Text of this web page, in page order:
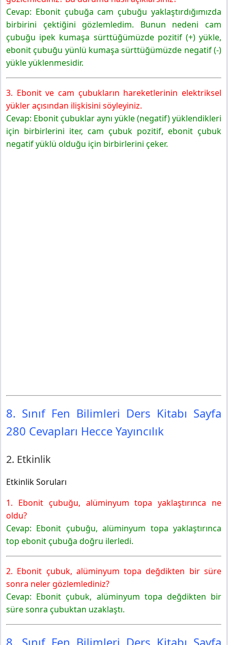
Cevap: Ebonit çubuğa cam çubuğu yaklaştırdığımızda
birbirini çektiğini gözlemledim. Bunun nedeni cam
çubuğu ipek kumaşa sürttüğümüzde pozitif (+) yükle,
ebonit çubuğu yünlü kumaşa sürttüğümüzde negatif (-)
yükle yüklenmesidir.
3. Ebonit ve cam çubukların hareketlerinin elektriksel
yükler açısından ilişkisini söyleyiniz.
Cevap: Ebonit çubuklar aynı yükle (negatif) yüklendikleri
için birbirlerini iter, cam çubuk pozitif, ebonit çubuk
negatif yüklü olduğu için birbirlerini çeker.
8. Sınıf Fen Bilimleri Ders Kitabı Sayfa
280 Cevapları Hecce Yayıncılık
2. Etkinlik
Etkinlik Soruları
1. Ebonit çubuğu, alüminyum topa yaklaştırınca ne
oldu?
Cevap: Ebonit çubuğu, alüminyum topa yaklaştırınca
top ebonit çubuğa doğru ilerledi.
2. Ebonit çubuk, alüminyum topa değdikten bir süre
sonra neler gözlemlediniz?
Cevap: Ebonit çubuk, alüminyum topa değdikten bir
süre sonra çubuktan uzaklaştı.